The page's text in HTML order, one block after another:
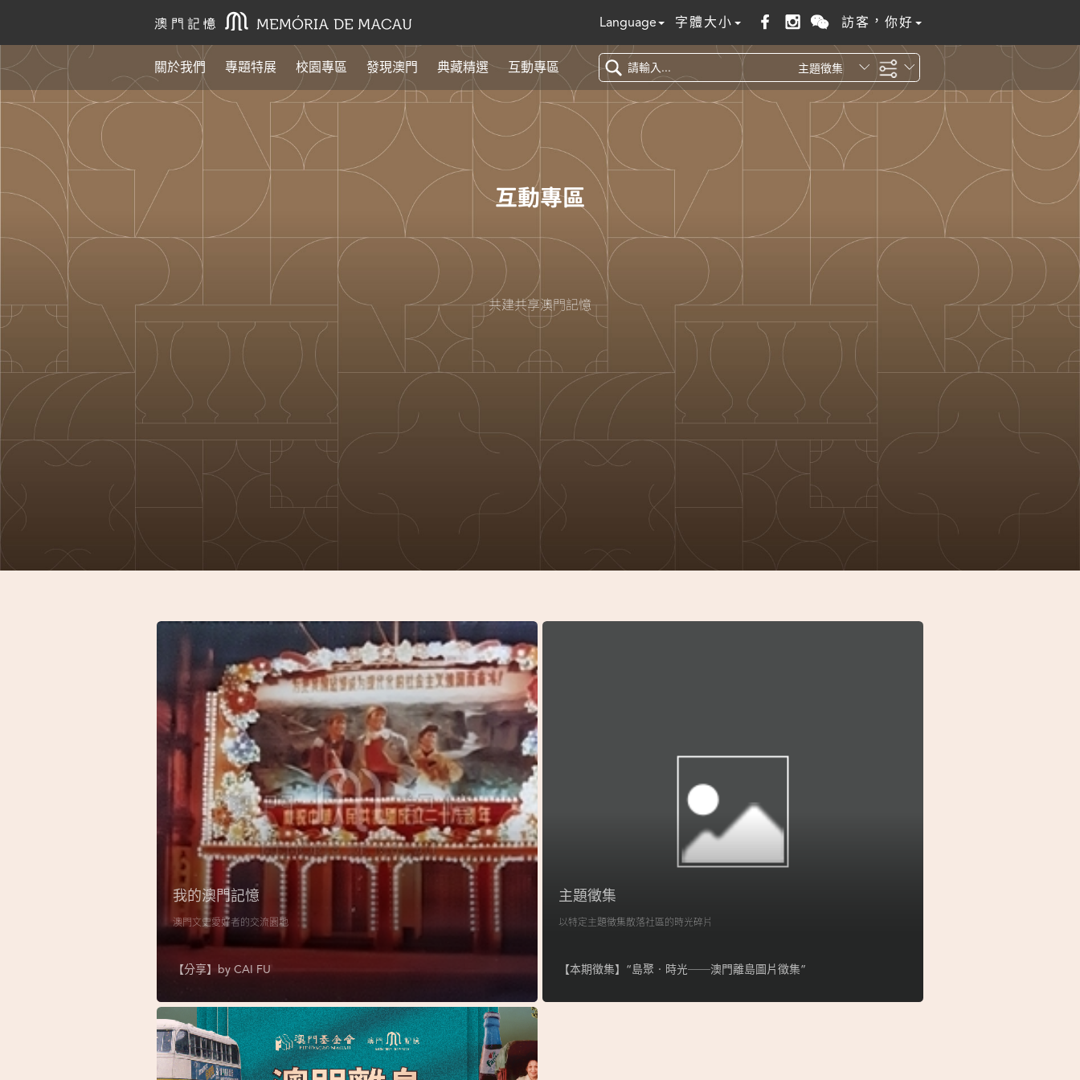
Language 字體大小 訪客，你好
關於我們 專題特展 校園專區 發現澳門 典藏精選 互動專區 主題徵集
互動專區
共建共享澳門記憶
我的澳門記憶
澳門文史愛好者的交流園地
【分享】by CAI FU
主題徵集
以特定主題徵集散落社區的時光碎片
【本期徵集】“島聚‧時光──澳門離島圖片徵集”